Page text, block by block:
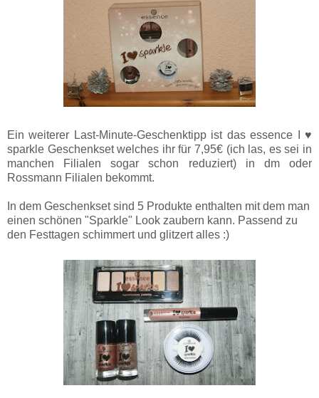
Ein weiterer Last-Minute-Geschenktipp ist das essence I ♥
sparkle Geschenkset welches ihr für 7,95€ (ich las, es sei in
manchen Filialen sogar schon reduziert) in dm oder
Rossmann Filialen bekommt.
In dem Geschenkset sind 5 Produkte enthalten mit dem man
einen schönen "Sparkle" Look zaubern kann. Passend zu
den Festtagen schimmert und glitzert alles :)